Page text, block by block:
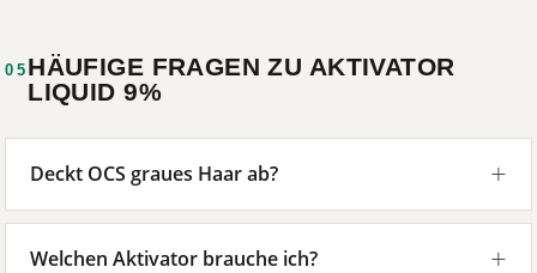
05 HÄUFIGE FRAGEN ZU AKTIVATOR
LIQUID 9%
Deckt OCS graues Haar ab?
Welchen Aktivator brauche ich?